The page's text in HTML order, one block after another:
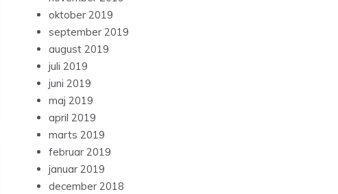
oktober 2019
september 2019
august 2019
juli 2019
juni 2019
maj 2019
april 2019
marts 2019
februar 2019
januar 2019
december 2018